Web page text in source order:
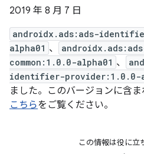
2019 年 8 月 7 日
androidx.ads:ads-
alpha01 、
common:1.0.0-alpha01 、
identifier-provider:1.0.0-
ました。このバージョンに含ま
こちらをご覧ください。
この情報は役に立